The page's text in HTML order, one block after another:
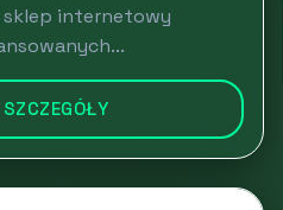
sklep internetowy